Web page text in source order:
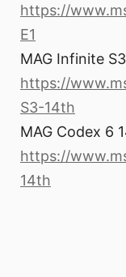
https://
E1
MAG Infinite
https://
S3-14th
MAG Codex 6
https://
14th